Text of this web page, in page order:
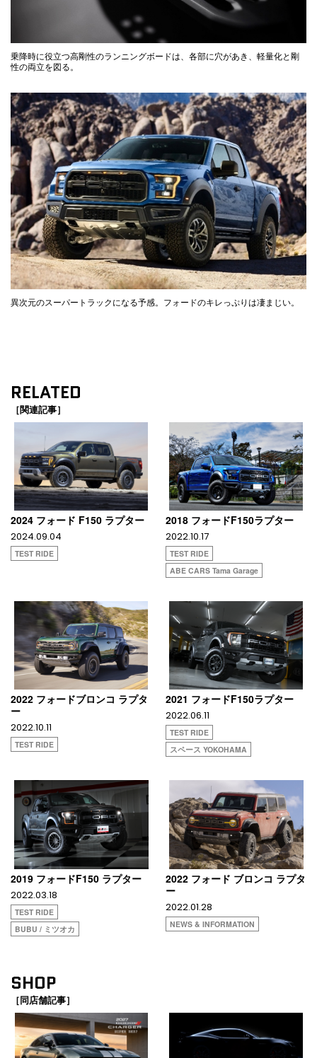
乗降時に役立つ高剛性のランニングボードは、各部に穴があき、軽量化と剛
性の両立を図る。
異次元のスーパートラックになる予感。フォードのキレっぷりは凄まじい。
RELATED
［関連記事］
2024 フォード F150 ラプター
2024.09.04
TEST RIDE
2018 フォードF150ラプター
2022.10.17
TEST RIDE
ABE CARS Tama Garage
2022 フォードブロンコ ラプタ
ー
2022.10.11
TEST RIDE
2021 フォードF150ラプター
2022.06.11
TEST RIDE
スペース YOKOHAMA
2019 フォードF150 ラプター
2022.03.18
TEST RIDE
BUBU / ミツオカ
2022 フォード ブロンコ ラプタ
ー
2022.01.28
NEWS & INFORMATION
SHOP
［同店舗記事］